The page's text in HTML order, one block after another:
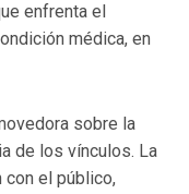
enfrenta el
médica, en
sobre la
de los vínculos. La
con el público,